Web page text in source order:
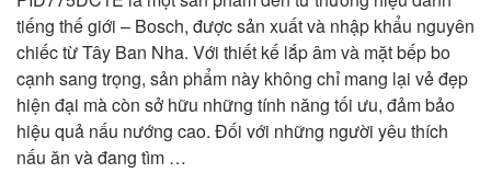
tiếng thế giới – Bosch, được sản xuất và nhập khẩu nguyên
chiếc từ Tây Ban Nha. Với thiết kế lắp âm và mặt bếp bo
cạnh sang trọng, sản phẩm này không chỉ mang lại vẻ đẹp
hiện đại mà còn sở hữu những tính năng tối ưu, đảm bảo
hiệu quả nấu nướng cao. Đối với những người yêu thích
nấu ăn và đang tìm …